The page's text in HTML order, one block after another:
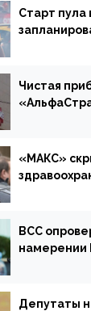
Старт пула
Чистая
«МАКС»
ВСС
намерении
Депутаты